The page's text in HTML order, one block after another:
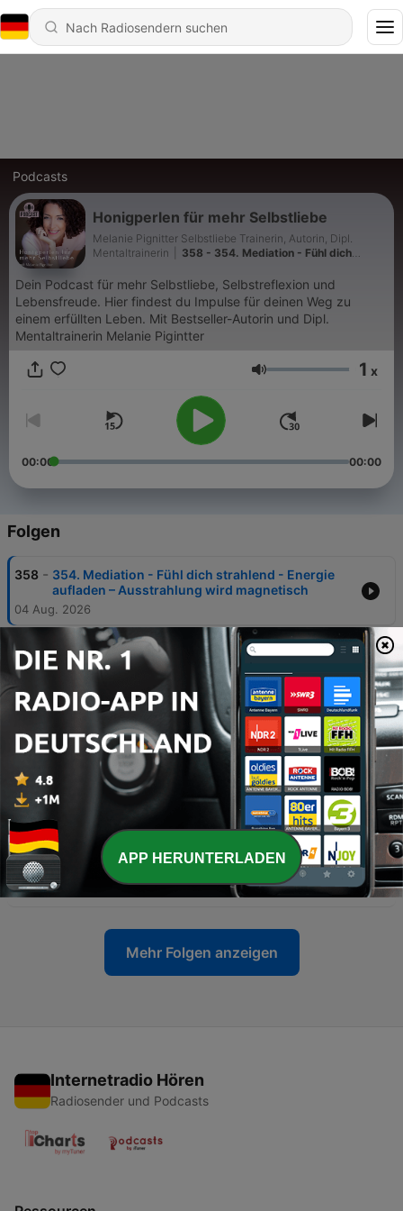
Podcasts
Honigperlen für mehr Selbstliebe
Melanie Pignitter Selbstliebe Trainerin, Autorin, Dipl.
Mentaltrainerin
358 - 354. Mediation - Fühl dich
magnetisch
Dein Podcast für mehr Selbstliebe, Selbstreflexion und
Lebensfreude. Hier findest du Impulse für deinen Weg zu
einem erfüllten Leben. Mit Bestseller-Autorin und Dipl.
Mentaltrainerin Melanie Pigintter
Lautstärke 1 x
00:00 00:00
Folgen
358 - 354. Mediation - Fühl dich strahlend - Energie
aufladen – Ausstrahlung wird magnetisch
04 Aug. 2026
357
353. Die meist unterschätzte Beziehung in
deinem Leben: Geschwisterliebe- oder hass
28 Jul. 2026
356 - 352. Du hast wenig Freundinnen? Es liegt nicht
an dir – sondern daran, was du gelernt hast
21 Jul. 2026
355 - 351. Wenn Menschen immer nur von sich reden –
und wie du damit umgehen kannst
14 Jul. 2026
354 - 350. 7 Anzeichen wie der Körper sagt: Ich hab die
Schnauze voll vom Nettsein
07 Jul. 2026
Mehr Folgen anzeigen
Internetradio Hören
Radiosender und Podcasts
APP HERUNTERLADEN